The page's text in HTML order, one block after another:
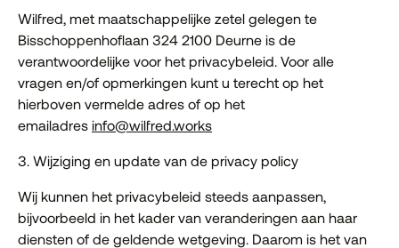
Wilfred, met maatschappelijke zetel gelegen te
Bisschoppenhoflaan 324 2100 Deurne is de
verantwoordelijke voor het privacybeleid. Voor alle
vragen en/of opmerkingen kunt u terecht op het
hierboven vermelde adres of op het
emailadres info@wilfred.works
3. Wijziging en update van de privacy policy
Wij kunnen het privacybeleid steeds aanpassen,
bijvoorbeeld in het kader van veranderingen aan haar
diensten of de geldende wetgeving. Daarom is het van